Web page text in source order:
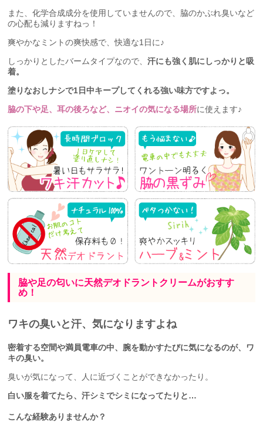
また、化学合成成分を使用していませんので、脇のかぶれ臭いなど
の心配も減りますねっ！
爽やかなミントの爽快感で、快適な1日に♪
しっかりとしたバームタイプなので、汗にも強く肌にしっかりと吸
着。
塗りなおしナシで1日中キープしてくれる強い味方ですよっ。
脇の下や足、耳の後ろなど、ニオイの気になる場所に使えます♪
脇や足の匂いに天然デオドラントクリームがおすす
め！
ワキの臭いと汗、気になりますよね
密着する空間や満員電車の中、腕を動かすたびに気になるのが、ワ
キの臭い。
臭いが気になって、人に近づくことができなかったり。
白い服を着てたら、汗シミでシミになってたりと…
こんな経験ありませんか？